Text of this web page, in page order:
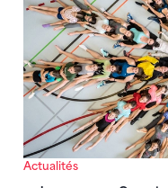
Actualités